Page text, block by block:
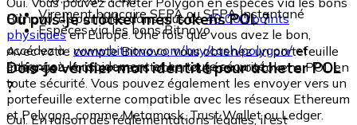
Virement bancaire SEPA ou SEPA Instantané
Espèces via les bons Bitnovo
Bitnovo, disponibles dans plus de40 000 points
physiquesen Europe. Une fois que vous avez le bon,
accédez à : www.bitnovo.com/buy/cash/polygon/et
échangez-le rapidement et en toute sécurité.
Où puis-je stocker mes tokens POL ?
Avec votre compte Bitnovo, vous obtenez un portefeuille
intégré où vous pouvez stocker et gérer vos tokens POL en
toute sécurité. Vous pouvez également les envoyer vers un
portefeuille externe compatible avec les réseaux Ethereum
et Polygon, comme Metamask, Trust Wallet ou Ledger.
Dois-je vérifier mon identité pour acheter POL
?
Oui. En raison des réglementations légales, il est